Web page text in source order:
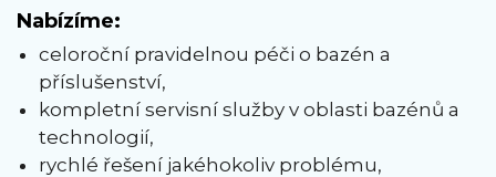
Nabízíme:
celoroční pravidelnou péči o bazén a
příslušenství,
kompletní servisní služby v oblasti bazénů a
technologií,
rychlé řešení jakéhokoliv problému,